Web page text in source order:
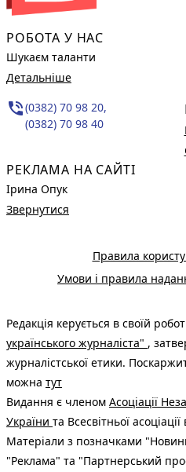
РОБОТА У НАС
Шукаєм таланти
Детальніше
phone_in_talk(0382) 70 98 20,
(0382) 70 98 40
РЕКЛАМА НА САЙТІ
Ірина Опук
Звернутися
Правила
Умови і правила
Редакція керується в своїй
українського журналіста" ,
журналістської етики.
можна тут
Видання є членом Асоціації
України та Всесвітньої
Матеріали з позначками
"Реклама" та "Партнерський